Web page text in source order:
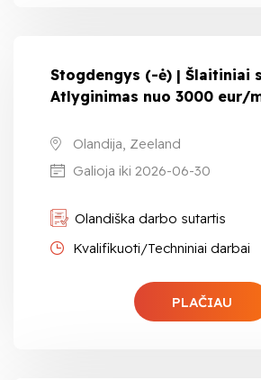
Stogdengys (-ė) | Šlaitiniai
Atlyginimas nuo 3000 eur/
Olandija, Zeeland
Galioja iki 2026-06-30
Olandiška darbo sutartis
Kvalifikuoti/Techniniai darbai
PLAČIAU